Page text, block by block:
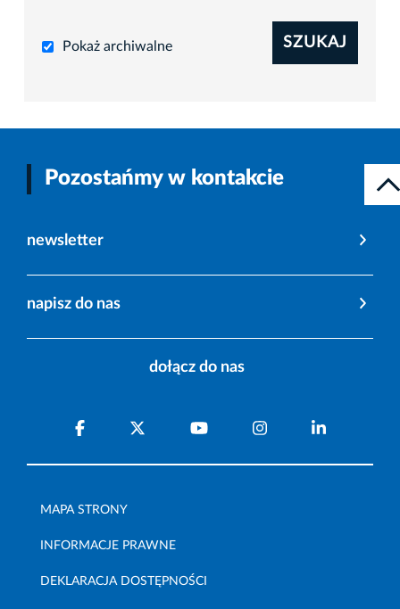
Pokaż archiwalne SZUKAJ
Pozostańmy w kontakcie
newsletter
napisz do nas
dołącz do nas
MAPA STRONY
INFORMACJE PRAWNE
DEKLARACJA DOSTĘPNOŚCI